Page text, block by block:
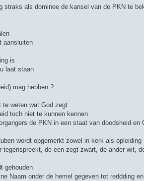
als dominee de kansel van de PKN te
aansluiten
is
laat staan
mag hebben ?
te weten wat God zegt
toch niet te kunnen kennen
de PKN in een staat van doodsheid en
wordt opgemerkt zowel in kerk als opleiding
de een zegt zwart, de ander wit,
gehouden
Naam onder de hemel gegeven tot reddding